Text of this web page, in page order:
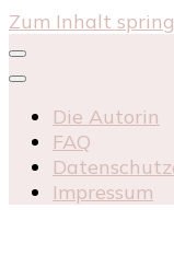
Zum Inhalt
Die Autorin
FAQ
Impressum